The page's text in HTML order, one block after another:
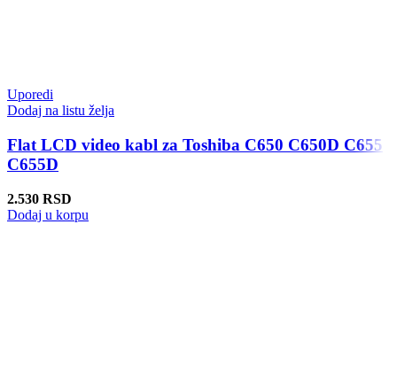
Uporedi
Dodaj na listu želja
Flat LCD video kabl za Toshiba C650 C650D C655
C655D
2.530 RSD
Dodaj u korpu